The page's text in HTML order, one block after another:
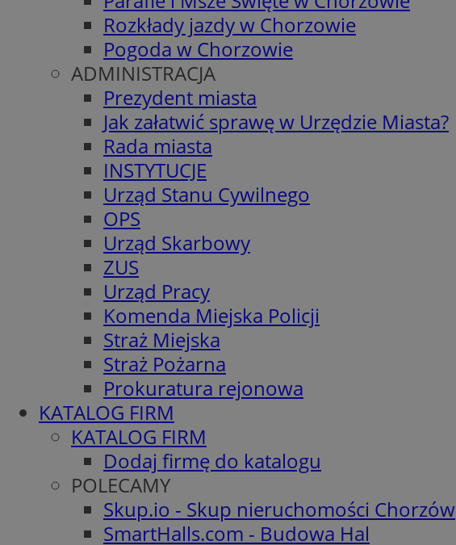
Rozkłady jazdy w Chorzowie
Pogoda w Chorzowie
ADMINISTRACJA
Prezydent miasta
Jak załatwić sprawę w Urzędzie Miasta?
Rada miasta
INSTYTUCJE
Urząd Stanu Cywilnego
OPS
Urząd Skarbowy
ZUS
Urząd Pracy
Komenda Miejska Policji
Straż Miejska
Straż Pożarna
Prokuratura rejonowa
KATALOG FIRM
KATALOG FIRM
Dodaj firmę do katalogu
POLECAMY
Skup.io - Skup nieruchomości Chorzów
SmartHalls.com - Budowa Hal